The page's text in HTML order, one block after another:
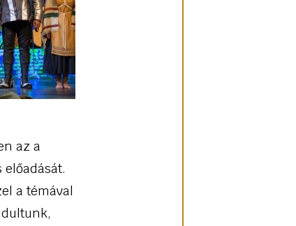
az a
a témával